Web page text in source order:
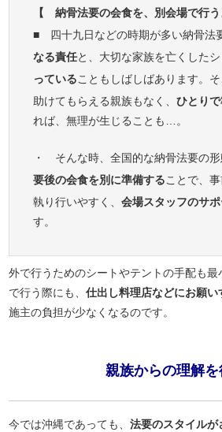
【 納骨法要の会食を、別会場で行
■ 四十九日などの時期が多い納骨法
なる責任と、大切な家族を亡くした
っていることもしばしばあります。
助けてもらえる親族もなく、ひとり
れば、無理が生じることも…。
・ そんな時、全国的な納骨法要の
要後の会食を別に準備することで、
執り行いやすく、会場スタッフのサポ
す。
外で行うためのシートやテントの手配も
で行う際にも、仕出し料理店などにお願い
施主の負担が少なくなるのです。
親族からの理解を
今では沖縄であっても、法要のスタイルが